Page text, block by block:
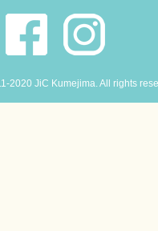
2020 JiC Kumejima. All rights